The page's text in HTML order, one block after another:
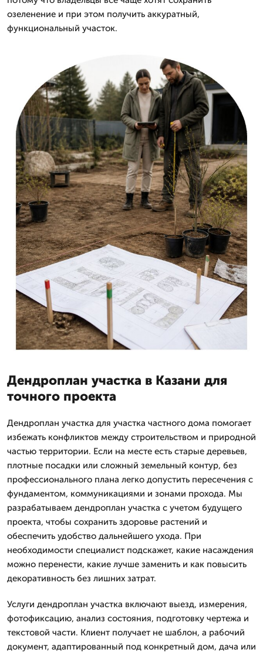
озеленение и при этом получить аккуратный,
функциональный участок.
Дендроплан участка в Казани для
точного проекта
Дендроплан участка для участка частного дома помогает
избежать конфликтов между строительством и природной
частью территории. Если на месте есть старые деревьев,
плотные посадки или сложный земельный контур, без
профессионального плана легко допустить пересечения с
фундаментом, коммуникациями и зонами прохода. Мы
разрабатываем дендроплан участка с учетом будущего
проекта, чтобы сохранить здоровье растений и
обеспечить удобство дальнейшего ухода. При
необходимости специалист подскажет, какие насаждения
можно перенести, какие лучше заменить и как повысить
декоративность без лишних затрат.
Услуги дендроплан участка включают выезд, измерения,
фотофиксацию, анализ состояния, подготовку чертежа и
текстовой части. Клиент получает не шаблон, а рабочий
документ, адаптированный под конкретный дом, дача или